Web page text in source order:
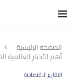
الصفحة الرئيسية
أهم الأخبار العالمية
التقارير الاقتصادية